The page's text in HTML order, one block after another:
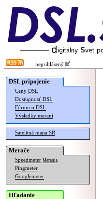
neprihlásený
DSL pripojenie
Ceny DSL
Dostupnosť DSL
Fórum o DSL
Výsledky meraní
Satelitná mapa SR
Merače
Speedmeter Merania
Pingmeter
Googlemeter
Hľadanie